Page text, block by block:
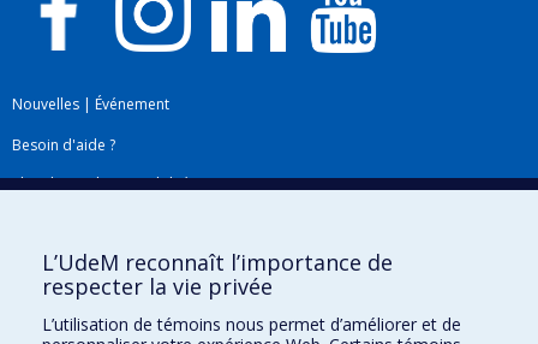
Nouvelles | Événement
Besoin d'aide ?
Plan du site|Accessibilité
L’UdeM reconnaît l’importance de
respecter la vie privée
L’utilisation de témoins nous permet d’améliorer et de